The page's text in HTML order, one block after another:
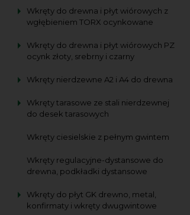
Wkręty do drewna i płyt wiórowych z
wgłębieniem TORX ocynkowane
Wkręty do drewna i płyt wiórowych PZ
ocynk złoty, srebrny i czarny
Wkręty nierdzewne A2 i A4 do drewna
Wkręty tarasowe ze stali nierdzewnej
do desek tarasowych
Wkręty ciesielskie z pełnym gwintem
Wkręty regulacyjne-dystansowe do
drewna, podkładki dystansowe
Wkręty do płyt GK drewno, metal,
konfirmaty i wkręty dwugwintowe